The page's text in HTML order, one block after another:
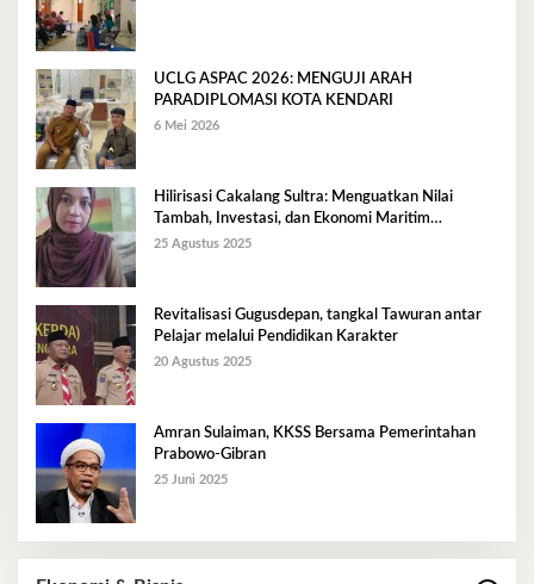
UCLG ASPAC 2026: MENGUJI ARAH
PARADIPLOMASI KOTA KENDARI
6 Mei 2026
Hilirisasi Cakalang Sultra: Menguatkan Nilai
Tambah, Investasi, dan Ekonomi Maritim
Berkelanjutan
25 Agustus 2025
Revitalisasi Gugusdepan, tangkal Tawuran antar
Pelajar melalui Pendidikan Karakter
20 Agustus 2025
Amran Sulaiman, KKSS Bersama Pemerintahan
Prabowo-Gibran
25 Juni 2025